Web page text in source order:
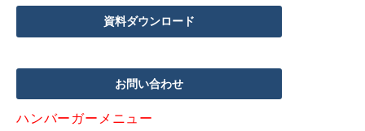
資料ダウンロード
お問い合わせ
ハンバーガーメニュー